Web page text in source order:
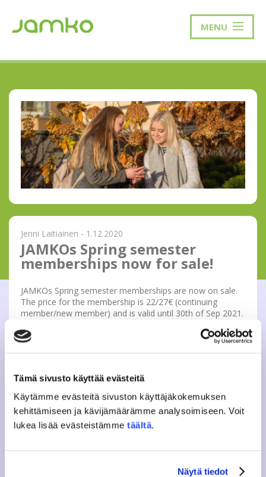
Tämä sivusto käyttää evästeitä
Käytämme evästeitä sivuston käyttäjäkokemuksen
kehittämiseen ja kävijämäärämme analysoimiseen. Voit
lukea lisää evästeistämme täältä.
Näytä tiedot
MENU
Jenni Laitiainen - 1.12.2020
JAMKOs Spring semester
memberships now for sale!
JAMKOs Spring semester memberships are now on sale.
The price for the membership is 22/27€ (continuing
member/new member) and is valid until 30th of Sep 2021.
the membership has taken effect the membership sticker
can be collected from JAMKO office during opening hours.
NOTE! Our digital membership card in Pivo can be
activated only when the membership has taken effect.
More info about membership and a link to purchase a
membership you’ll find from our website:
https://www.jamko.fi/en/membership/